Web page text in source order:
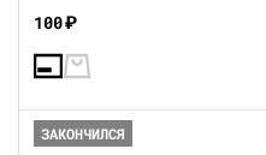
100₽
ЗАКОНЧИЛСЯ